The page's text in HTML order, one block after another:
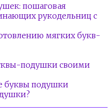
пошаговая
рукодельниц с
мягких букв-
подушки своими
буквы подушки